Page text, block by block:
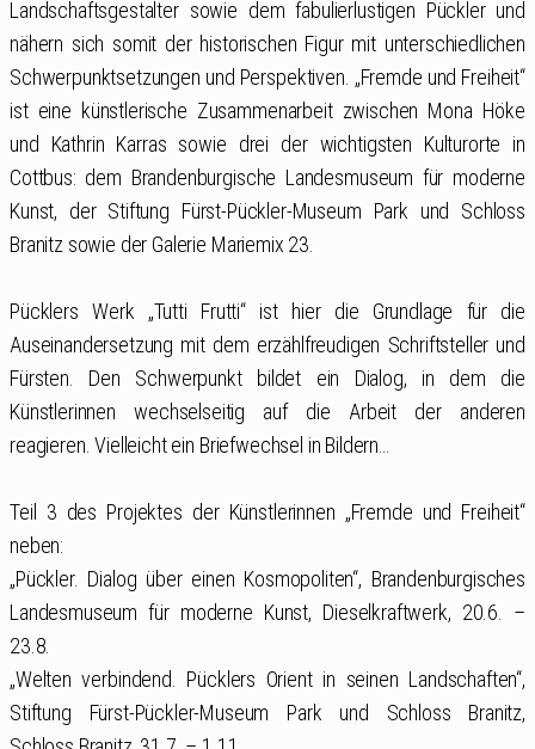
Landschaftsgestalter sowie dem fabulierlustigen Pückler und
nähern sich somit der historischen Figur mit unterschiedlichen
Schwerpunktsetzungen und Perspektiven. „Fremde und Freiheit“
ist eine künstlerische Zusammenarbeit zwischen Mona Höke
und Kathrin Karras sowie drei der wichtigsten Kulturorte in
Cottbus: dem Brandenburgische Landesmuseum für moderne
Kunst, der Stiftung Fürst-Pückler-Museum Park und Schloss
Branitz sowie der Galerie Mariemix 23.
Pücklers Werk „Tutti Frutti“ ist hier die Grundlage für die
Auseinandersetzung mit dem erzählfreudigen Schriftsteller und
Fürsten. Den Schwerpunkt bildet ein Dialog, in dem die
Künstlerinnen wechselseitig auf die Arbeit der anderen
reagieren. Vielleicht ein Briefwechsel in Bildern…
Teil 3 des Projektes der Künstlerinnen „Fremde und Freiheit“
neben:
„Pückler. Dialog über einen Kosmopoliten“, Brandenburgisches
Landesmuseum für moderne Kunst, Dieselkraftwerk, 20.6. –
23.8.
„Welten verbindend. Pücklers Orient in seinen Landschaften“,
Stiftung Fürst-Pückler-Museum Park und Schloss Branitz,